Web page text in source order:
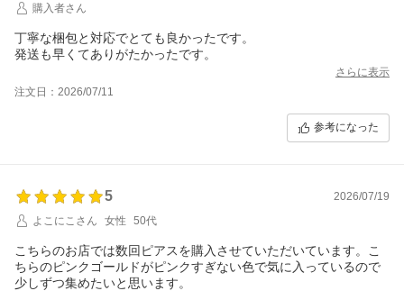
購入者さん
丁寧な梱包と対応でとても良かったです。
発送も早くてありがたかったです。
さらに表示
注文日：2026/07/11
参考になった
5
2026/07/19
よこにこさん
女性 50代
こちらのお店では数回ピアスを購入させていただいています。こ
ちらのピンクゴールドがピンクすぎない色で気に入っているので
少しずつ集めたいと思います。